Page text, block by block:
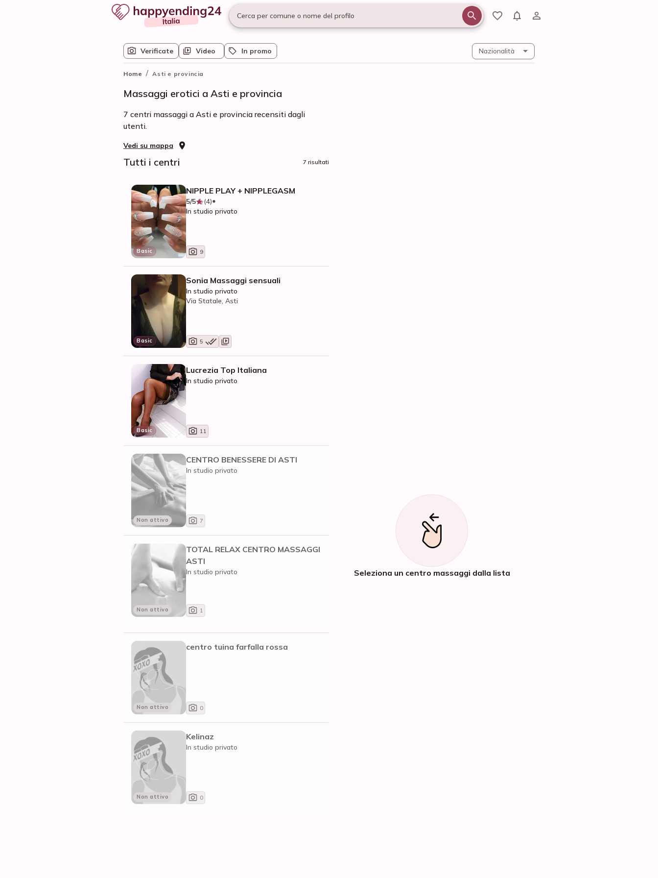
Cerca per comune o nome del profilo
Verificate Video In promo Nazionalità
Home / Asti e provincia
Massaggi erotici a Asti e provincia
7 centri massaggi a Asti e provincia recensiti dagli
utenti.
Vedi su mappa
Tutti i centri 7 risultati
Basic
NIPPLE PLAY + NIPPLEGASM
5/5
(4)
In studio privato
9
Basic
Sonia Massaggi sensuali
In studio privato
Via Statale, Asti
5
Basic
Lucrezia Top Italiana
In studio privato
11
Non attivo
CENTRO BENESSERE DI ASTI
In studio privato
7
Non attivo
TOTAL RELAX CENTRO MASSAGGI
ASTI
In studio privato
1
Non attivo
centro tuina farfalla rossa
0
Non attivo
Kelinaz
In studio privato
0
Seleziona un centro massaggi dalla lista